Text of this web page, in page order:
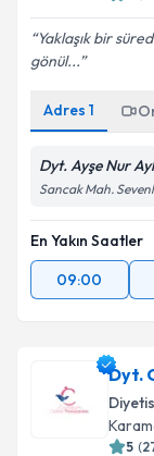
Yaklaşık bir
gönül...
Adres 1
Dyt. Ayşe Nur
Sancak Mah.
En Yakın Saatler
09:00
Dyt.
5 (